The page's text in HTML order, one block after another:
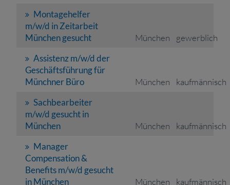
Montagehelfer
m/w/d in Zeitarbeit
München gesucht
München
gewerblich
Assistenz m/w/d der
Geschäftsführung für
Münchner Büro
München
kaufmännisch
Sachbearbeiter
m/w/d gesucht in
München
München
kaufmännisch
Manager
Compensation &
Benefits m/w/d gesucht
in München
München
kaufmännisch